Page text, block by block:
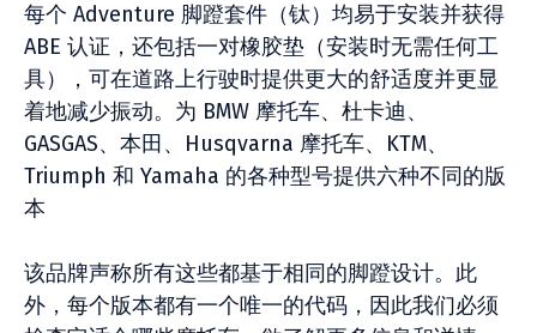
每个 Adventure 脚蹬套件（钛）均易于安装并获得
ABE 认证，还包括一对橡胶垫（安装时无需任何工
具），可在道路上行驶时提供更大的舒适度并更显
着地减少振动。为 BMW 摩托车、杜卡迪、
GASGAS、本田、Husqvarna 摩托车、KTM、
Triumph 和 Yamaha 的各种型号提供六种不同的版
本
该品牌声称所有这些都基于相同的脚蹬设计。此
外，每个版本都有一个唯一的代码，因此我们必须